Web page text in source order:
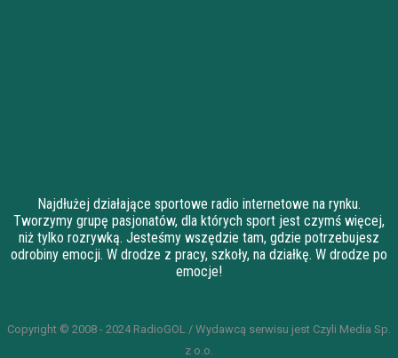
Najdłużej działające sportowe radio internetowe na rynku.
Tworzymy grupę pasjonatów, dla których sport jest czymś więcej,
niż tylko rozrywką. Jesteśmy wszędzie tam, gdzie potrzebujesz
odrobiny emocji. W drodze z pracy, szkoły, na działkę. W drodze po
emocje!
Copyright © 2008 - 2024 RadioGOL / Wydawcą serwisu jest Czyli Media Sp.
z o.o.